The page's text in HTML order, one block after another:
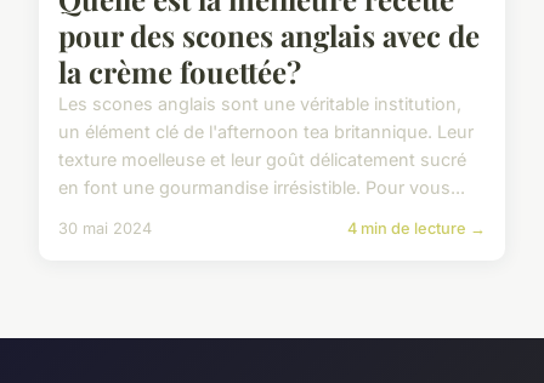
pour des scones anglais avec de
la crème fouettée?
Les scones anglais sont une véritable institution,
un élément clé de l'afternoon tea britannique. Leur
texture moelleuse et leur goût délicatement sucré
en font une gourmandise irrésistible. Pour vous...
30 mai 2024 4 min de lecture →